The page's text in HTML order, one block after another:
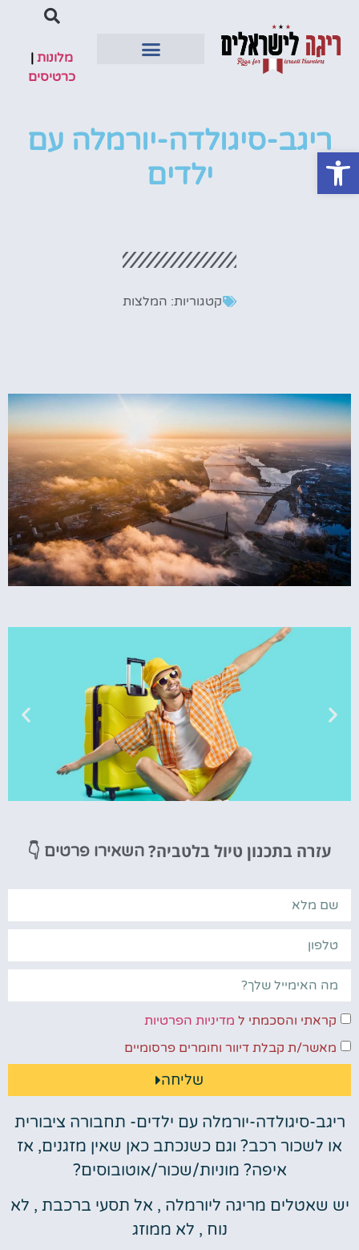
מלונות|
כרטיסים
ריגב-סיגולדה-יורמלה עם
ילדים
קטגוריות: המלצות
מציאת
פה!
עזרה בתכנון טיול בלטביה? השאירו פרטים 👇
קראתי והסכמתי ל מדיניות הפרטיות
מאשר/ת קבלת דיוור וחומרים פרסומיים
שליחה
ריגב-סיגולדה-יורמלה עם ילדים- תחבורה ציבורית
או לשכור רכב? וגם כשנכתב כאן שאין מזגנים, אז
איפה? מוניות/שכור/אוטובוסים?
יש שאטלים מריגה ליורמלה , אל תסעי ברכבת , לא
נוח , לא ממוזג
פתח סרגל נגישות